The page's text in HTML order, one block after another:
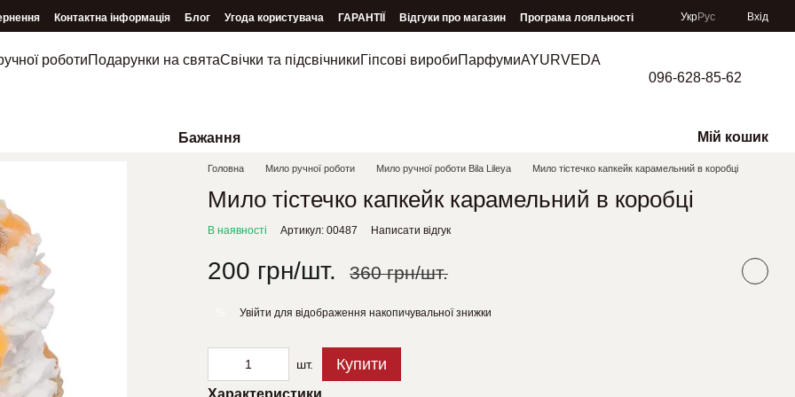
Контактна інформація Блог Угода користувача ГАРАНТІЇ Відгуки про магазин Програма лояльності УкрРус Вхід
роботиПодарунки на святаСвічки та підсвічникиГіпсові виробиПарфумиAYURVEDA
096-628-85-62
Бажання Мій кошик
Головна Мило ручної роботи Мило ручної роботи Bila Lileya Мило тістечко капкейк карамельний в коробці
Мило тістечко капкейк карамельний в коробці
В наявності Артикул: 00487 Написати відгук
200 грн/шт. 360 грн/шт.
Увійти для відображення накопичувальної знижки
шт. Купити
Характеристики